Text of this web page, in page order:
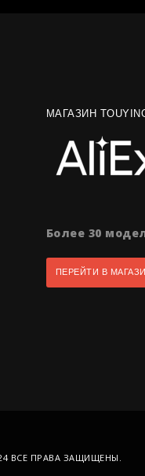
МАГАЗИН
Более 30
ПЕРЕЙТИ В
ВСЕ ПРАВА ЗАЩИЩЕНЫ.